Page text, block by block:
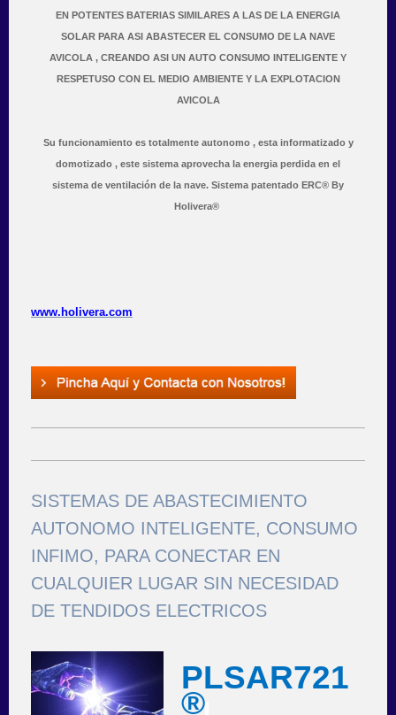
EN POTENTES BATERIAS SIMILARES A LAS DE LA ENERGIA
SOLAR PARA ASI ABASTECER EL CONSUMO DE LA NAVE
AVICOLA , CREANDO ASI UN AUTO CONSUMO INTELIGENTE Y
RESPETUSO CON EL MEDIO AMBIENTE Y LA EXPLOTACION
AVICOLA
Su funcionamiento es totalmente autonomo , esta informatizado y
domotizado , este sistema aprovecha la energia perdida en el
sistema de ventilación de la nave. Sistema patentado ERC® By
Holivera®
www.holivera.com
SISTEMAS DE ABASTECIMIENTO
AUTONOMO INTELIGENTE, CONSUMO
INFIMO, PARA CONECTAR EN
CUALQUIER LUGAR SIN NECESIDAD
DE TENDIDOS ELECTRICOS
PLSAR721
®